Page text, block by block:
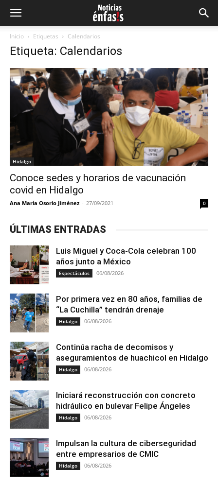
Inicio Etiquetas Calendarios
Etiqueta: Calendarios
Hidalgo
Conoce sedes y horarios de vacunación
covid en Hidalgo
Ana María Osorio Jiménez - 27/09/2021 0
ÚLTIMAS ENTRADAS
Luis Miguel y Coca-Cola celebran 100
años junto a México
Espectáculos 06/08/2026
Por primera vez en 80 años, familias de
“La Cuchilla” tendrán drenaje
Hidalgo 06/08/2026
Continúa racha de decomisos y
aseguramientos de huachicol en Hidalgo
Hidalgo 06/08/2026
Iniciará reconstrucción con concreto
hidráulico en bulevar Felipe Ángeles
Hidalgo 06/08/2026
Impulsan la cultura de ciberseguridad
entre empresarios de CMIC
Hidalgo 06/08/2026